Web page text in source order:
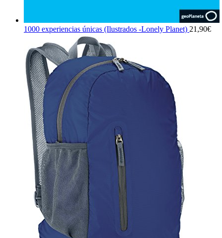
1000 experiencias únicas (Ilustrados -Lonely Planet) 21,90€